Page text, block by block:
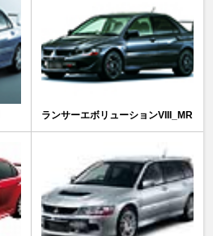
ランサーエボリューションVIII_MR